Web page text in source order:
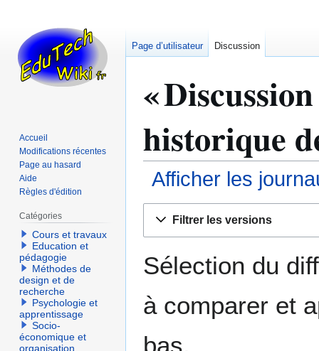
«
historique
Afficher les
navigation
recherche
Filtrer les versions
Sélection du
à comparer et
bas.
Page d’utilisateur Discussion
Accueil
Modifications récentes
Page au hasard
Aide
Règles d'édition
Catégories
Cours et travaux
Education et
pédagogie
Méthodes de
design et de
recherche
Psychologie et
apprentissage
Socio-
économique et
organisation